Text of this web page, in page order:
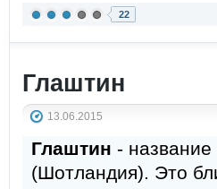
22
Глаштин
13.06.2015
Глаштин -
(Шотландия). Это